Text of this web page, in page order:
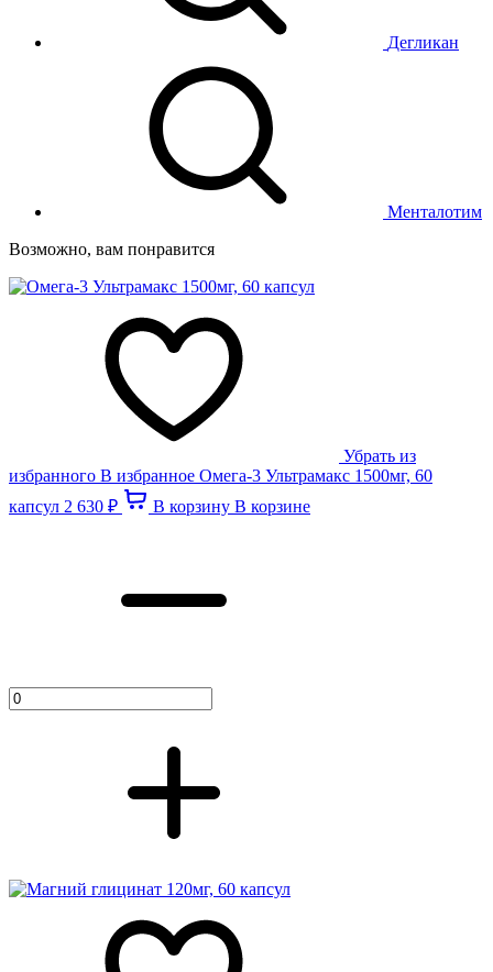
Дегликан
Менталотим
Возможно, вам понравится
Убрать из
избранного В избранное Омега-3 Ультрамакс 1500мг, 60
капсул 2 630 ₽ В корзину В корзине